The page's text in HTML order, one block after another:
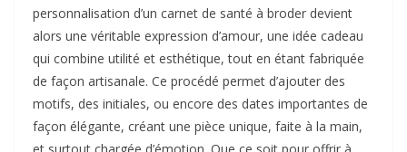
personnalisation d’un carnet de santé à broder devient
alors une véritable expression d’amour, une idée cadeau
qui combine utilité et esthétique, tout en étant fabriquée
de façon artisanale. Ce procédé permet d’ajouter des
motifs, des initiales, ou encore des dates importantes de
façon élégante, créant une pièce unique, faite à la main,